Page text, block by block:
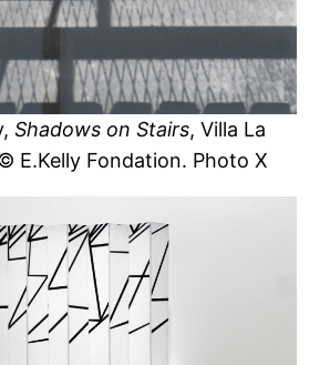
Shadows on Stairs, Villa La
E.Kelly Fondation. Photo X